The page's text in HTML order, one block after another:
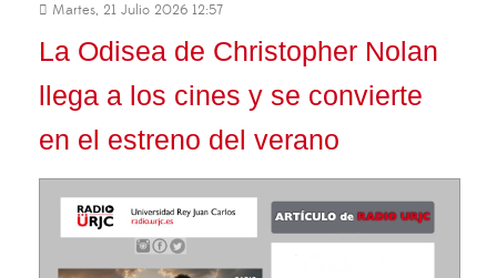
Martes, 21 Julio 2026 12:57
La Odisea de Christopher Nolan
llega a los cines y se convierte
en el estreno del verano